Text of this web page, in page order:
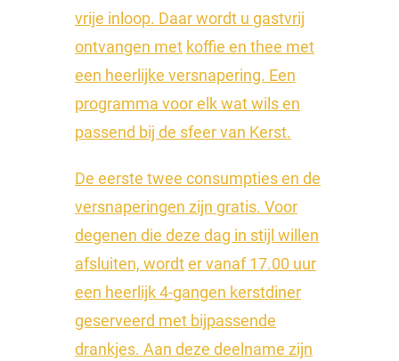
vrije inloop. Daar wordt u gastvrij
ontvangen met koffie en thee met
een heerlijke versnapering. Een
programma voor elk wat wils en
passend bij de sfeer van Kerst.
De eerste twee consumpties en de
versnaperingen zijn gratis. Voor
degenen die deze dag in stijl willen
afsluiten, wordter vanaf 17.00 uur
een heerlijk 4-gangen kerstdiner
geserveerd met bijpassende
drankjes. Aan deze deelname zijn